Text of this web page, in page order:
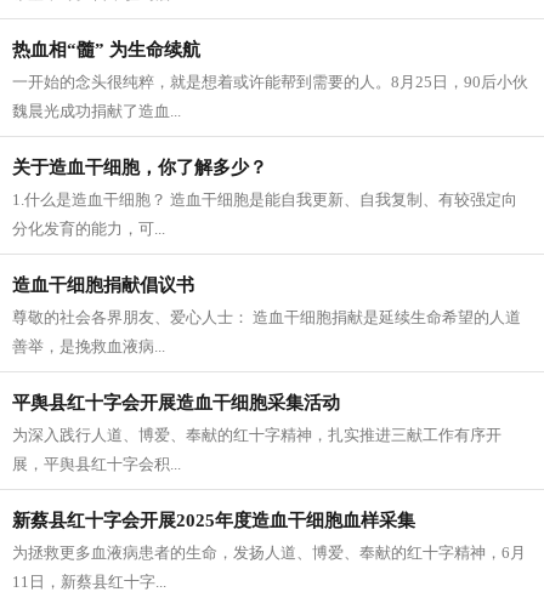
热血相“髓” 为生命续航
一开始的念头很纯粹，就是想着或许能帮到需要的人。8月25日，90后小伙
魏晨光成功捐献了造血...
关于造血干细胞，你了解多少？
1.什么是造血干细胞？ 造血干细胞是能自我更新、自我复制、有较强定向
分化发育的能力，可...
造血干细胞捐献倡议书
尊敬的社会各界朋友、爱心人士： 造血干细胞捐献是延续生命希望的人道
善举，是挽救血液病...
平舆县红十字会开展造血干细胞采集活动
为深入践行人道、博爱、奉献的红十字精神，扎实推进三献工作有序开
展，平舆县红十字会积...
新蔡县红十字会开展2025年度造血干细胞血样采集
为拯救更多血液病患者的生命，发扬人道、博爱、奉献的红十字精神，6月
11日，新蔡县红十字...